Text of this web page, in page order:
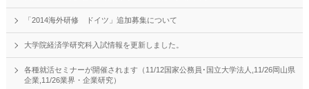
「2014海外研修 ドイツ」追加募集について
大学院経済学研究科入試情報を更新しました。
各種就活セミナーが開催されます（11/12国家公務員･国立大学法人,11/26岡山県
企業,11/26業界・企業研究）